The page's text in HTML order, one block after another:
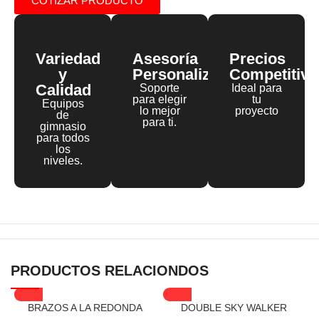
Variedad
y
Calidad
Equipos
de
gimnasio
para todos
los
niveles.
Asesoría
Personalizada
Soporte
para elegir
lo mejor
para ti.
Precios
Ideal para
tu
proyecto
PRODUCTOS RELACIONDOS
BRAZOS A LA REDONDA DOUBLE SKY WALKER